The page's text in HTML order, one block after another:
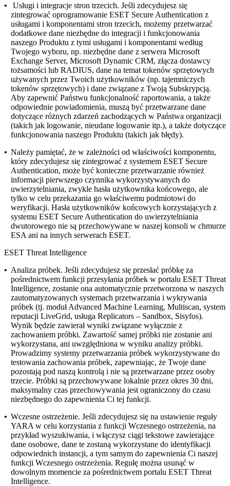
•
Usługi i integracje stron trzecich. Jeśli zdecydujesz się
zintegrować oprogramowanie ESET Secure Authentication z
usługami i komponentami stron trzecich, możemy przetwarzać
dodatkowe dane niezbędne do integracji i funkcjonowania
naszego Produktu z tymi usługami i komponentami według
Twojego wyboru, np. niezbędne dane z serwera Microsoft
Exchange Server, Microsoft Dynamic CRM, złącza dostawcy
tożsamości lub RADIUS, dane na temat tokenów sprzętowych
używanych przez Twoich użytkowników (np. tajemniczych
tokenów sprzętowych) i dane związane z Twoją Subskrypcją.
Aby zapewnić Państwu funkcjonalność raportowania, a także
odpowiednie powiadomienia, muszą być przetwarzane dane
dotyczące różnych zdarzeń zachodzących w Państwa organizacji
(takich jak logowanie, nieudane logowanie itp.), a także dotyczące
funkcjonowania naszego Produktu (takich jak błędy).
• Należy pamiętać, że w zależności od właściwości komponentu,
który zdecydujesz się zintegrować z systemem ESET Secure
Authentication, może być konieczne przetwarzanie również
informacji pierwszego czynnika wykorzystywanych do
uwierzytelniania, zwykle hasła użytkownika końcowego, ale
tylko w celu przekazania go właściwemu podmiotowi do
weryfikacji. Hasła użytkowników końcowych korzystających z
systemu ESET Secure Authentication do uwierzytelniania
dwutorowego nie są przechowywane w naszej konsoli w chmurze
ESA ani na innych serwerach ESET.
ESET Threat Intelligence
• Analiza próbek. Jeśli zdecydujesz się przesłać próbkę za
pośrednictwem funkcji przesyłania próbek w portalu ESET Threat
Intelligence, zostanie ona automatycznie przetworzona w naszych
zautomatyzowanych systemach przetwarzania i wykrywania
próbek (tj. moduł Advanced Machine Learning, Multiscan, system
reputacji LiveGrid, usługa Replicators – Sandbox, Sisyfos).
Wynik będzie zawierał wyniki związane wyłącznie z
zachowaniem próbki. Zawartość samej próbki nie zostanie ani
wykorzystana, ani uwzględniona w wyniku analizy próbki.
Prowadzimy systemy przetwarzania próbek wykorzystywane do
testowania zachowania próbek, zapewniając, że Twoje dane
pozostają pod naszą kontrolą i nie są przetwarzane przez osoby
trzecie. Próbki są przechowywane lokalnie przez okres 30 dni,
maksymalny czas przechowywania jest ograniczony do czasu
niezbędnego do zapewnienia Ci tej funkcji.
• Wczesne ostrzeżenie. Jeśli zdecydujesz się na ustawienie reguły
YARA w celu korzystania z funkcji Wczesnego ostrzeżenia, na
przykład wyszukiwania, i włączysz ciągi tekstowe zawierające
dane osobowe, dane te zostaną wykorzystane do identyfikacji
odpowiednich instancji, a tym samym do zapewnienia Ci naszej
funkcji Wczesnego ostrzeżenia. Regułę można usunąć w
dowolnym momencie za pośrednictwem portalu ESET Threat
Intelligence.